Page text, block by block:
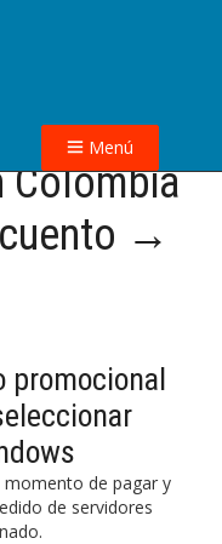
Menú
Colombia
→
promocional
de pagar y
de servidores